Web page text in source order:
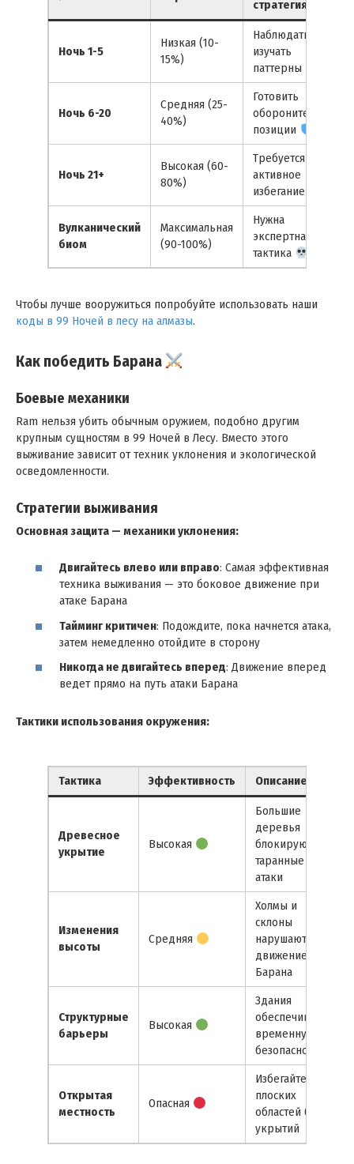
стратегия
Ночь 1-5
Низкая (10-
15%)
Наблюдать и
изучать
паттерны
Ночь 6-20
Средняя (25-
40%)
Готовить
оборонительные
позиции
Ночь 21+
Высокая (60-
80%)
Требуется
активное
избегание
Вулканический
биом
Максимальная
(90-100%)
Нужна
экспертная
тактика
Чтобы лучше вооружиться попробуйте использовать наши
коды в 99 Ночей в лесу на алмазы.
Как победить Барана
Боевые механики
Ram нельзя убить обычным оружием, подобно другим
крупным сущностям в 99 Ночей в Лесу. Вместо этого
выживание зависит от техник уклонения и экологической
осведомленности.
Стратегии выживания
Основная защита — механики уклонения:
Двигайтесь влево или вправо: Самая эффективная
техника выживания — это боковое движение при
атаке Барана
Тайминг критичен: Подождите, пока начнется атака,
затем немедленно отойдите в сторону
Никогда не двигайтесь вперед: Движение вперед
ведет прямо на путь атаки Барана
Тактики использования окружения:
Тактика Эффективность Описание
Древесное
укрытие
Высокая
Большие
деревья
блокируют
таранные
атаки
Изменения
высоты
Средняя
Холмы и
склоны
нарушают
движение
Барана
Структурные
барьеры
Высокая
Здания
обеспечивают
временную
безопасность
Открытая
местность
Опасная
Избегайте
плоских
областей без
укрытий